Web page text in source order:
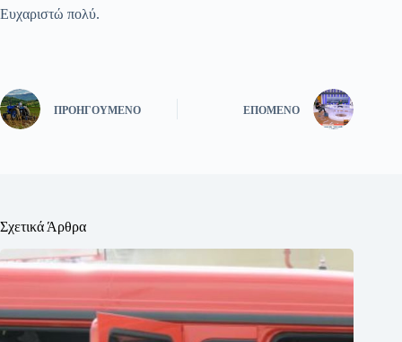
Ευχαριστώ πολύ.
ΠΡΟΗΓΟΎΜΕΝΟ ΕΠΌΜΕΝΟ
Σχετικά Άρθρα